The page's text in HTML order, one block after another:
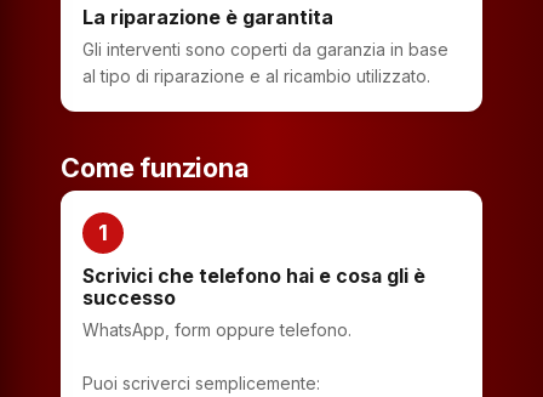
La riparazione è garantita
Gli interventi sono coperti da garanzia in base
al tipo di riparazione e al ricambio utilizzato.
Come funziona
1
Scrivici che telefono hai e cosa gli è
successo
WhatsApp, form oppure telefono.
Puoi scriverci semplicemente: